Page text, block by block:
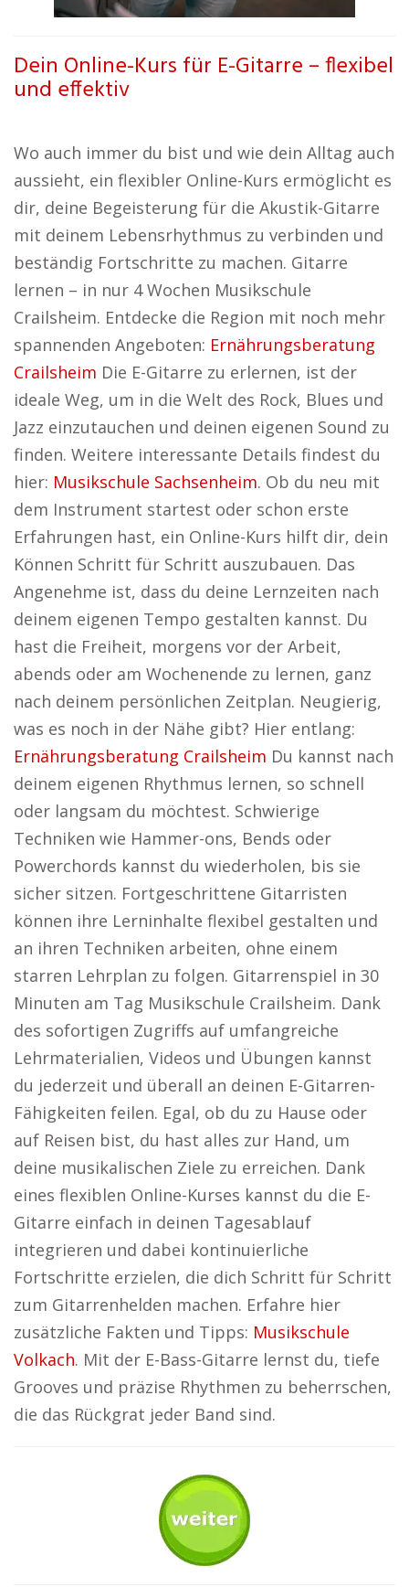
Dein Online-Kurs für E-Gitarre – flexibel
und effektiv
Wo auch immer du bist und wie dein Alltag auch
aussieht, ein flexibler Online-Kurs ermöglicht es
dir, deine Begeisterung für die Akustik-Gitarre
mit deinem Lebensrhythmus zu verbinden und
beständig Fortschritte zu machen. Gitarre
lernen – in nur 4 Wochen Musikschule
Crailsheim. Entdecke die Region mit noch mehr
spannenden Angeboten: Ernährungsberatung
Crailsheim Die E-Gitarre zu erlernen, ist der
ideale Weg, um in die Welt des Rock, Blues und
Jazz einzutauchen und deinen eigenen Sound zu
finden. Weitere interessante Details findest du
hier: Musikschule Sachsenheim. Ob du neu mit
dem Instrument startest oder schon erste
Erfahrungen hast, ein Online-Kurs hilft dir, dein
Können Schritt für Schritt auszubauen. Das
Angenehme ist, dass du deine Lernzeiten nach
deinem eigenen Tempo gestalten kannst. Du
hast die Freiheit, morgens vor der Arbeit,
abends oder am Wochenende zu lernen, ganz
nach deinem persönlichen Zeitplan. Neugierig,
was es noch in der Nähe gibt? Hier entlang:
Ernährungsberatung Crailsheim Du kannst nach
deinem eigenen Rhythmus lernen, so schnell
oder langsam du möchtest. Schwierige
Techniken wie Hammer-ons, Bends oder
Powerchords kannst du wiederholen, bis sie
sicher sitzen. Fortgeschrittene Gitarristen
können ihre Lerninhalte flexibel gestalten und
an ihren Techniken arbeiten, ohne einem
starren Lehrplan zu folgen. Gitarrenspiel in 30
Minuten am Tag Musikschule Crailsheim. Dank
des sofortigen Zugriffs auf umfangreiche
Lehrmaterialien, Videos und Übungen kannst
du jederzeit und überall an deinen E-Gitarren-
Fähigkeiten feilen. Egal, ob du zu Hause oder
auf Reisen bist, du hast alles zur Hand, um
deine musikalischen Ziele zu erreichen. Dank
eines flexiblen Online-Kurses kannst du die E-
Gitarre einfach in deinen Tagesablauf
integrieren und dabei kontinuierliche
Fortschritte erzielen, die dich Schritt für Schritt
zum Gitarrenhelden machen. Erfahre hier
zusätzliche Fakten und Tipps: Musikschule
Volkach. Mit der E-Bass-Gitarre lernst du, tiefe
Grooves und präzise Rhythmen zu beherrschen,
die das Rückgrat jeder Band sind.